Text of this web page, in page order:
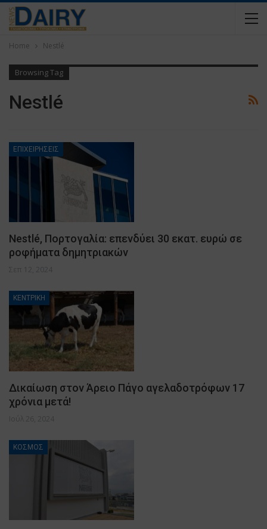
Home Nestlé
Browsing Tag
Nestlé
ΕΠΙΧΕΙΡΗΣΕΙΣ
Nestlé, Πορτογαλία: επενδύει 30 εκατ. ευρώ σε
ροφήματα δημητριακών
Σεπ 12, 2024
ΚΕΝΤΡΙΚΗ
Δικαίωση στον Άρειο Πάγο αγελαδοτρόφων 17
χρόνια μετά!
Ιούλ 26, 2024
ΚΟΣΜΟΣ